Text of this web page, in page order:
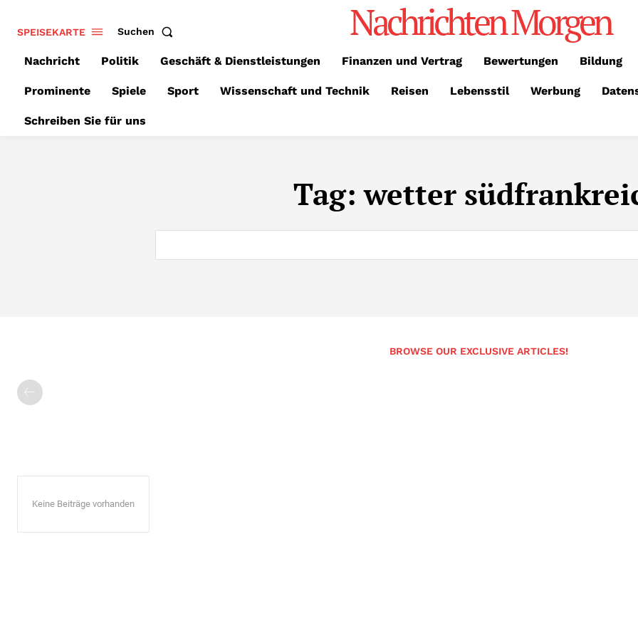
SPEISEKARTE Suchen Nachrichten Morgen
Nachricht Politik Geschäft & Dienstleistungen Finanzen und Vertrag Bewertungen Bildung
Prominente Spiele Sport Wissenschaft und Technik Reisen Lebensstil Werbung
Schreiben Sie für uns
Tag:wetter
BROWSE OUR EXCLUSIVE ARTICLES!
Keine Beiträge vorhanden